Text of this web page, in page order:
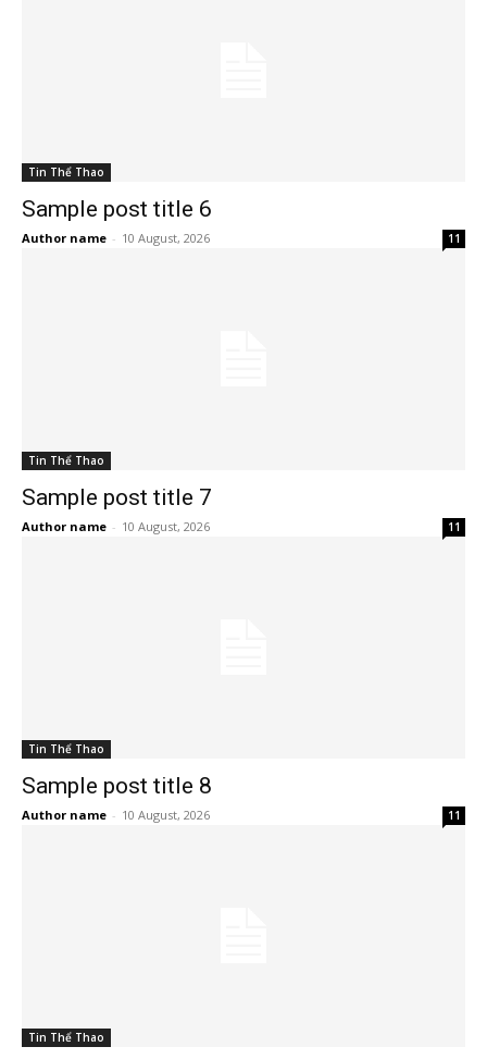
Tin Thể Thao
Sample post title 6
Author name - 10 August, 2026 11
Tin Thể Thao
Sample post title 7
Author name - 10 August, 2026 11
Tin Thể Thao
Sample post title 8
Author name - 10 August, 2026 11
Tin Thể Thao